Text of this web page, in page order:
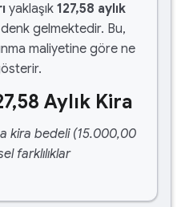
yaklaşık 127,58 aylık
gelmektedir. Bu,
maliyetine göre ne
Aylık Kira
kira bedeli (15.000,00
farklılıklar